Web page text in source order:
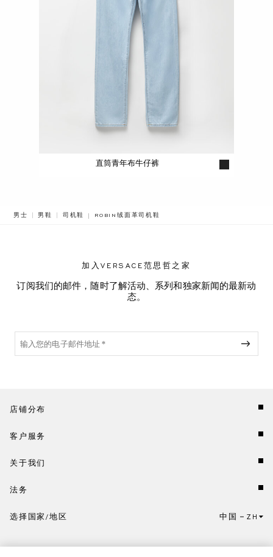
直筒青年布牛仔裤
男士 男鞋 司机鞋 BREADCRUMB.ADA.LABEL.CURRENT
ROBIN绒面革司机鞋
加入VERSACE范思哲之家
订阅我们的邮件，随时了解活动、系列和独家新闻的最新动
态。
店铺分布
客户服务
关于我们
法务
点击此处选择国家/地区和语言。
选择国家/地区 中国 ZH